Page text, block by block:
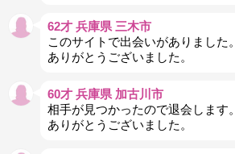
62才 兵庫県 三木市
このサイトで出会いがありました。
ありがとうございました。
60才 兵庫県 加古川市
相手が見つかったので退会します。
ありがとうございました。